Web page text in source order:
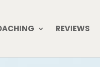
REVIEWS